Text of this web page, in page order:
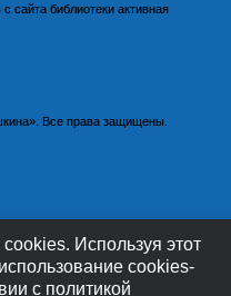
с сайта библиотеки активная
Все права защищены.
Используя этот
cookies-
с политикой